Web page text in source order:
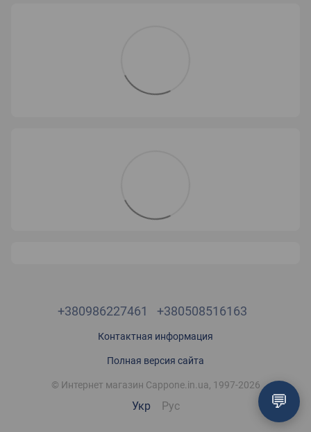
+380986227461 +380508516163
Контактная информация
Полная версия сайта
© Интернет магазин Cappone.in.ua, 1997-2026
Укр Рус 💬